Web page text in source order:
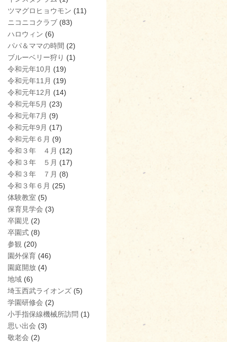
ツマグロヒョウモン (11)
ニコニコクラブ (83)
ハロウィン (6)
パパ＆ママの時間 (2)
ブルーベリー狩り (1)
令和元年10月 (19)
令和元年11月 (19)
令和元年12月 (14)
令和元年5月 (23)
令和元年7月 (9)
令和元年9月 (17)
令和元年６月 (9)
令和３年 ４月 (12)
令和３年 ５月 (17)
令和３年 ７月 (8)
令和３年６月 (25)
体験教室 (5)
保育見学会 (3)
卒園児 (2)
卒園式 (8)
参観 (20)
園外保育 (46)
園庭開放 (4)
地域 (6)
埼玉西武ライオンズ (5)
学園研修会 (2)
小手指保線機械所訪問 (1)
思い出会 (3)
敬老会 (2)